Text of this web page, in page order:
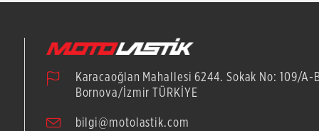
Karacaoğlan Mahallesi 6244. Sokak No: 109/A-
Bornova/İzmir TÜRKİYE
bilgi@motolastik.com